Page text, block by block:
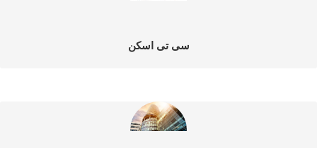
سی تی اسکن